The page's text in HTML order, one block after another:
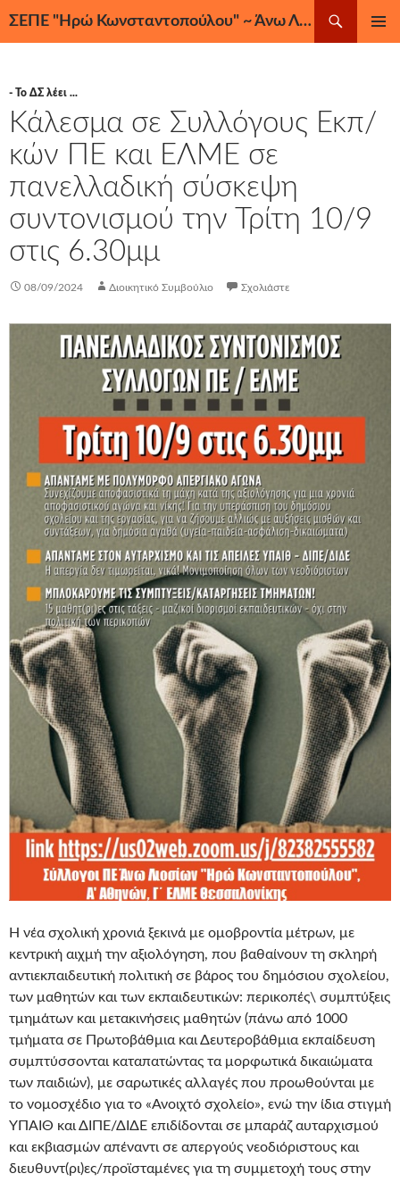
ΣΕΠΕ "Ηρώ Κωνσταντοπούλου" ~ Άνω Λιόσια, Ζεφύρι, Φυλή
- Το ΔΣ λέει ...
Κάλεσμα σε Συλλόγους Εκπ/
κών ΠΕ και ΕΛΜΕ σε
πανελλαδική σύσκεψη
συντονισμού την Τρίτη 10/9
στις 6.30μμ
08/09/2024 Διοικητικό Συμβούλιο Σχολιάστε
Η νέα σχολική χρονιά ξεκινά με ομοβροντία μέτρων, με
κεντρική αιχμή την αξιολόγηση, που βαθαίνουν τη σκληρή
αντιεκπαιδευτική πολιτική σε βάρος του δημόσιου σχολείου,
των μαθητών και των εκπαιδευτικών: περικοπές\ συμπτύξεις
τμημάτων και μετακινήσεις μαθητών (πάνω από 1000
τμήματα σε Πρωτοβάθμια και Δευτεροβάθμια εκπαίδευση
συμπτύσσονται καταπατώντας τα μορφωτικά δικαιώματα
των παιδιών), με σαρωτικές αλλαγές που προωθούνται με
το νομοσχέδιο για το «Ανοιχτό σχολείο», ενώ την ίδια στιγμή
ΥΠΑΙΘ και ΔΙΠΕ/ΔΙΔΕ επιδίδονται σε μπαράζ αυταρχισμού
και εκβιασμών απέναντι σε απεργούς νεοδιόριστους και
διευθυντ(ρι)ες/προϊσταμένες για τη συμμετοχή τους στην